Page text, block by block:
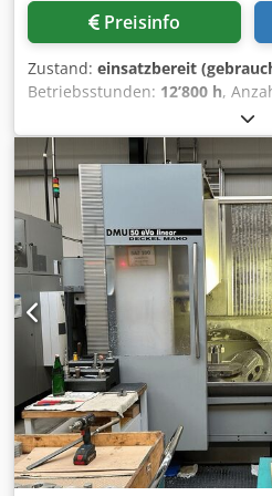
integriert. • einfache
Schaltschrank (SIEMENS
Bedienungsanleitungen, CE-
bis sehr guter Zustand ! Ideal
Einzelteilfertigung ! Bitte
Maschine : Lieferung : ab
Metzingen Zahlung : rein netto
Dkjdpfx Asv Td Elslajr Immer
Fräsmaschinen am Lager – bitte
!
Preisinfo
Zustand: einsatzbereit
Betriebsstunden: 12’800 h,
Achsen-Maschine vom Typ
1996 hergestellt. Sie verfügt
mit der Softwareversion DV400,
Hydraulikeinheit für
Hainbuch-Hydraulikspanner für
Wenn Sie auf der Suche nach
sind, sollten Sie die von uns
DECKEL MAHO DMU 50V in
Sie uns für weitere
Zusatzausstattung • Hainbuch-
BZI32-Spannzange Vorteile der
Vorteile der Maschine • Die
Motor-Encoder betrieben, da
derzeit defekt ist. •
Hydraulikeinheit für
auf dem Drehtisch •
Werkzeugpositionen: 24